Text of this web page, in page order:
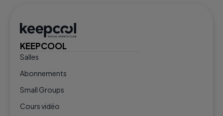
KEEPCOOL
Salles
Abonnements
Small Groups
Cours vidéo